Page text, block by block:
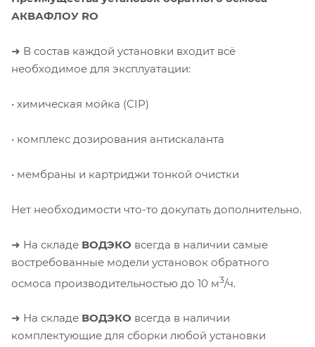
АКВАФЛОУ RO
➜ В состав каждой установки входит всё
необходимое для эксплуатации:
• химическая мойка (CIP)
• комплекс дозирования антискаланта
• мембраны и картриджи тонкой очистки
Нет необходимости что-то докупать дополнительно.
➜ На складе ВОДЭКО всегда в наличии самые
востребованные модели установок обратного
осмоса производительностью до 10 м3/ч.
➜ На складе ВОДЭКО всегда в наличии
комплектующие для сборки любой установки